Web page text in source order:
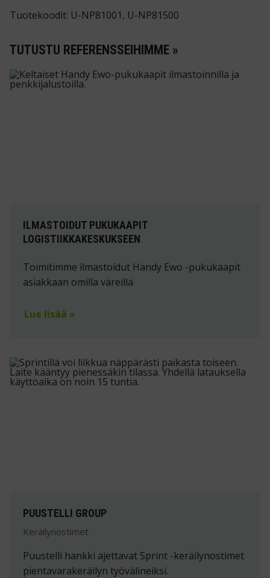
Tuotekoodit: U-NP81001, U-NP81500
TUTUSTU REFERENSSEIHIMME »
ILMASTOIDUT PUKUKAAPIT
LOGISTIIKKAKESKUKSEEN
Toimitimme ilmastoidut Handy Ewo -pukukaapit
asiakkaan omilla väreillä
Lue lisää »
PUUSTELLI GROUP
Keräilynostimet
Puustelli hankki ajettavat Sprint -keräilynostimet
pientavarakeräilyn työvälineiksi.